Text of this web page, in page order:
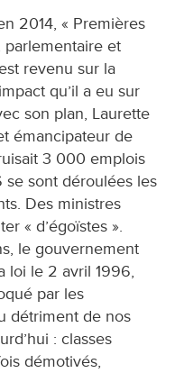
2014, « Premières
parlementaire et
revenu sur la
qu’il a eu sur
son plan, Laurette
émancipateur de
3 000 emplois
se sont déroulées les
Des ministres
« d’égoïstes ».
le gouvernement
loi le 2 avril 1996,
par les
détriment de nos
: classes
démotivés,